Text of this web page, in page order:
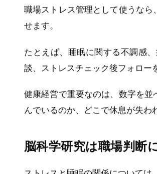
職場ストレス管理として使うな
せます。
たとえば、睡眠に関する不調感
談、ストレスチェック後フォロー
健康経営で重要なのは、数字を
んでいるのか、どこで休息が失わ
脳科学研究は職場判断